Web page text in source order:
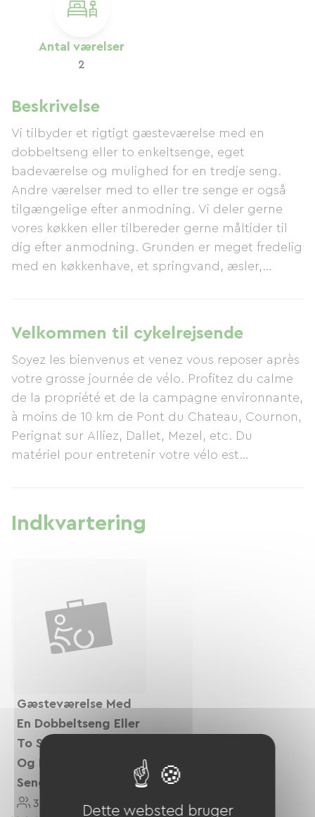
Antal værelser
2
Beskrivelse
Vi tilbyder et rigtigt gæsteværelse med en
dobbeltseng eller to enkeltsenge, eget
badeværelse og mulighed for en tredje seng.
Andre værelser med to eller tre senge er også
tilgængelige efter anmodning. Vi deler gerne
vores køkken eller tilbereder gerne måltider til
dig efter anmodning. Grunden er meget fredelig
med en køkkenhave, et springvand, æsler,
Velkommen til cykelrejsende
Soyez les bienvenus et venez vous reposer après
votre grosse journée de vélo. Profitez du calme
de la propriété et de la campagne environnante,
à moins de 10 km de Pont du Chateau, Cournon,
Perignat sur Alliez, Dallet, Mezel, etc. Du
matériel pour entretenir votre vélo est
professionnels de la réparation cycliste
disponibles aux villages, pour les situations plus
Indkvartering
Gæsteværelse Med
En Dobbeltseng Eller
To Separate Senge
Og En Tredje Ekstra
Seng.
3 Personnes
35 M²
Dette websted bruger